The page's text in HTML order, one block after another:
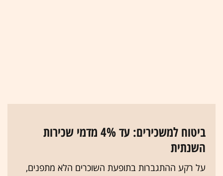
ביטוח למשכירים: עד 4% מדמי שכירות
השנתית
על רקע ההתגברות בתופעת השוכרים הלא מתפנים,